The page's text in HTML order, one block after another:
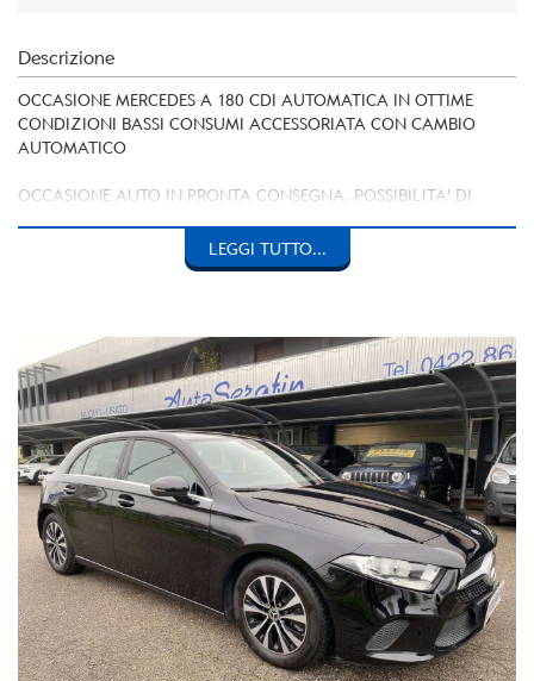
Descrizione
OCCASIONE MERCEDES A 180 CDI AUTOMATICA IN OTTIME
CONDIZIONI BASSI CONSUMI ACCESSORIATA CON CAMBIO
AUTOMATICO
OCCASIONE AUTO IN PRONTA CONSEGNA, POSSIBILITA' DI
SI PREGA LA GENTILE CLIENTELA DI CHIAMARE, PER SENTIRE SE
QUANTO L'INSERZIONE VIENE CARICATA IN MODO
AUTOMATICO.LA DITTA AUTOSERAFIN DECLINA OGNI
RESPONSABILITA' PER EVENTUALI E INVOLONTARIE
INCONGRUENZE, CHE NON RAPPRESENTANO UN IMPEGNO
CONTRATTUALE.
AUTO CON KM CERTIFICATI E SCRITTI IN FATTURA
LEGGI TUTTO...